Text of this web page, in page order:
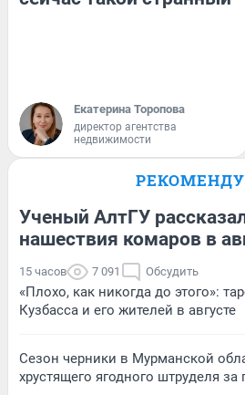
Екатерина Торопова
директор агентства
недвижимости
Ученый АлтГУ
нашествия комаров в
15 часов 7 091 Обсудить
«Плохо, как никогда до этого»:
Кузбасса и его жителей в августе
Сезон черники в Мурманской
хрустящего ягодного штруделя за